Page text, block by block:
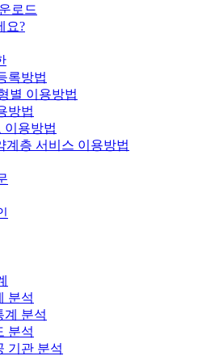
로드
요?
록방법
별 이용방법
방법
이용방법
계층 서비스 이용방법
분석
계 분석
분석
기관 분석